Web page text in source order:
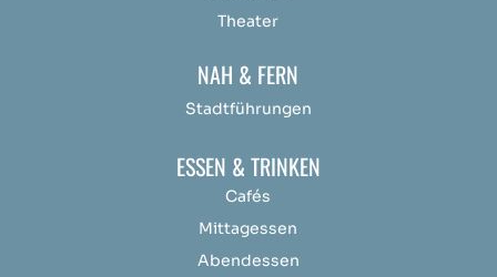
Theater
NAH & FERN
Stadtführungen
ESSEN & TRINKEN
Cafés
Mittagessen
Abendessen